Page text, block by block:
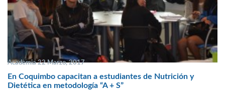
Academia 22 Marzo, 2017
En Coquimbo capacitan a estudiantes de Nutrición y
Dietética en metodología “A + S”